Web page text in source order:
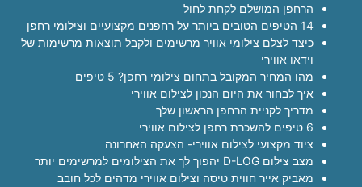
הרחפן המושלם לקחת לחול
14 הטיפים הטובים ביותר על רחפנים מקצועיים וצילומי רחפן
כיצד לצלם צילומי אוויר מרשימים ולקבל תוצאות מרשימות של
וידאו אווירי
מהו המחיר המקובל בתחום צילומי רחפן? 5 טיפים
איך לבחור את היום הנכון לצילום אווירי
מדריך לקניית הרחפן הראשון שלך
6 טיפים להשכרת רחפן לצילום אווירי
ציוד מקצועי לצילום אווירי- הצעקה האחרונה
מצב צילום D-LOG יהפוך לך את הצילומים למרשימים יותר
מאביק אייר חווית טיסה וצילום אווירי מדהים לכל חובב